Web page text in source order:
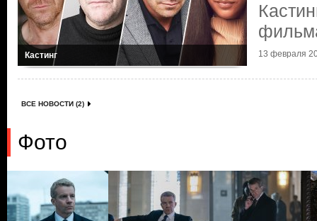
Кастинг 13 февраля
ВСЕ НОВОСТИ (2)
Фото